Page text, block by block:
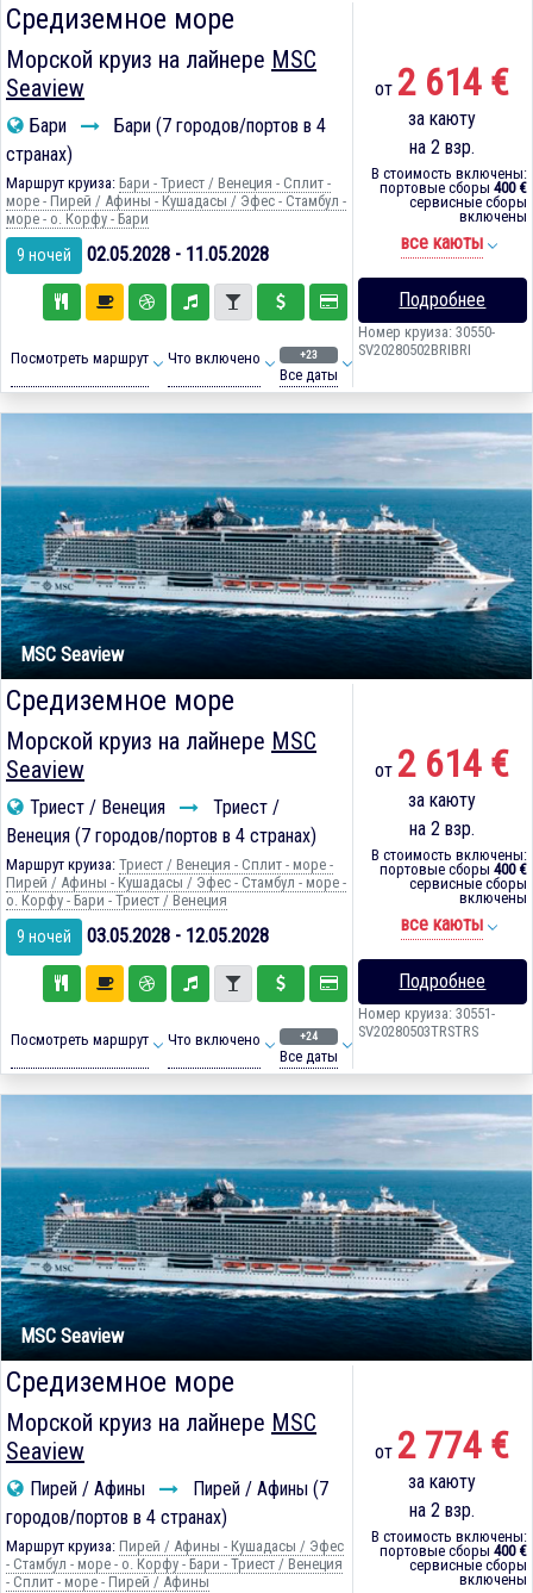
Средиземное море
Морской круиз на лайнере MSC
Seaview
Бари
Бари (7 городов/портов в 4
странах)
Маршрут круиза: Бари - Триест / Венеция - Сплит -
море - Пирей / Афины - Кушадасы / Эфес - Стамбул -
море - о. Корфу - Бари
9 ночей 02.05.2028 - 11.05.2028
Посмотреть маршрут Что включено +23
Все даты
от 2 614 €
за каюту
на 2 взр.
В стоимость включены:
портовые сборы 400 €
сервисные сборы
включены
все каюты
Подробнее
Номер круиза: 30550-
SV20280502BRIBRI
MSC Seaview
Средиземное море
Морской круиз на лайнере MSC
Seaview
Триест / Венеция
Триест /
Венеция (7 городов/портов в 4 странах)
Маршрут круиза: Триест / Венеция - Сплит - море -
Пирей / Афины - Кушадасы / Эфес - Стамбул - море -
о. Корфу - Бари - Триест / Венеция
9 ночей 03.05.2028 - 12.05.2028
Посмотреть маршрут Что включено +24
Все даты
от 2 614 €
за каюту
на 2 взр.
В стоимость включены:
портовые сборы 400 €
сервисные сборы
включены
все каюты
Подробнее
Номер круиза: 30551-
SV20280503TRSTRS
MSC Seaview
Средиземное море
Морской круиз на лайнере MSC
Seaview
Пирей / Афины
Пирей / Афины (7
городов/портов в 4 странах)
Маршрут круиза: Пирей / Афины - Кушадасы / Эфес
- Стамбул - море - о. Корфу - Бари - Триест / Венеция
- Сплит - море - Пирей / Афины
от 2 774 €
за каюту
на 2 взр.
В стоимость включены:
портовые сборы 400 €
сервисные сборы
включены